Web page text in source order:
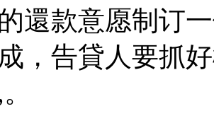
還款意愿制订
，告貸人要抓